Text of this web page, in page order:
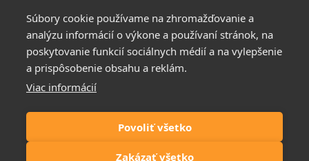
Súbory cookie používame na zhromažďovanie a
analýzu informácií o výkone a používaní stránok, na
poskytovanie funkcií sociálnych médií a na vylepšenie
a prispôsobenie obsahu a reklám.
Viac informácií
Povoliť všetko
Zakázať všetko
Elektrických produktov.
Súhlasim so spracovaním osobných údajov